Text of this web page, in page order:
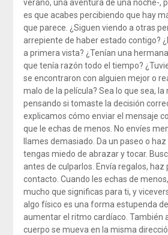
verano, una aventura de una noche-,
es que acabes percibiendo que hay
que parece. ¿Siguen viendo a otras
arrepiente de haber estado contigo?
a primera vista? ¿Tenían una
que tenía razón todo el tiempo?
se encontraron con alguien mejor o
malo de la película? Sea lo que sea,
pensando si tomaste la decisión
explicamos cómo enviar el mensaje
que le echas de menos. No envíes
llames demasiado. Da un paseo o
tengas miedo de abrazar y tocar.
antes de culparlos. Envía regalos, haz
contacto. Cuando les echas de
mucho que significas para ti, y
algo físico es una forma estupenda
aumentar el ritmo cardíaco. También
cuerpo se mueva en la misma